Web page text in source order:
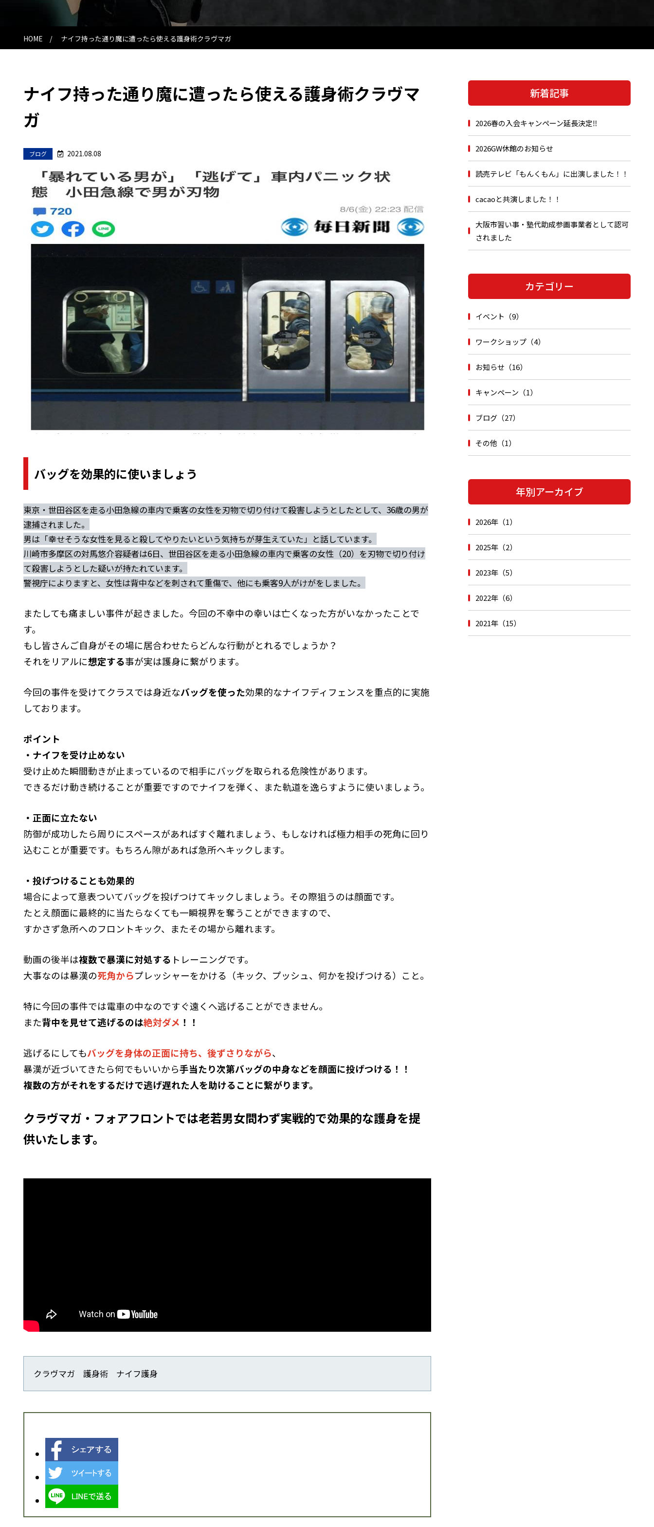
HOME ナイフ持った通り魔に遭ったら使える護身術クラヴマガ
ナイフ持った通り魔に遭ったら使える護身術クラヴマ
ガ
ブブログ 2021.08.08
バッグを効果的に使いましょう
東京・世田谷区を走る小田急線の車内で乗客の女性を刃物で切り付けて殺害しようとしたとして、36歳の男が
逮捕されました。
男は「幸せそうな女性を見ると殺してやりたいという気持ちが芽生えていた」と話しています。
川崎市多摩区の対馬悠介容疑者は6日、世田谷区を走る小田急線の車内で乗客の女性（20）を刃物で切り付け
て殺害しようとした疑いが持たれています。
警視庁によりますと、女性は背中などを刺されて重傷で、他にも乗客9人がけがをしました。
またしても痛ましい事件が起きました。今回の不幸中の幸いは亡くなった方がいなかったことで
す。
もし皆さんご自身がその場に居合わせたらどんな行動がとれるでしょうか？
それをリアルに想定する事が実は護身に繋がります。
今回の事件を受けてクラスでは身近なバッグを使った効果的なナイフディフェンスを重点的に実施
しております。
ポイント
・ナイフを受け止めない
受け止めた瞬間動きが止まっているので相手にバッグを取られる危険性があります。
できるだけ動き続けることが重要ですのでナイフを弾く、また軌道を逸らすように使いましょう。
・正面に立たない
防御が成功したら周りにスペースがあればすぐ離れましょう、もしなければ極力相手の死角に回り
込むことが重要です。 もちろん隙があれば急所へキックします。
・投げつけることも効果的
場合によって意表ついてバッグを投げつけてキックしましょう。その際狙うのは顔面です。
たとえ顔面に最終的に当たらなくても一瞬視界を奪うことができますので、
すかさず急所へのフロントキック、またその場から離れます。
動画の後半は複数で暴漢に対処する トレーニングです。
大事なのは暴漢の死角からプレッシャーをかける（キック、プッシュ、何かを投げつける）こと。
特に今回の事件では電車の中なのですぐ遠くへ逃げることができません。
また背中を見せて逃げるのは絶対ダメ ！！
逃げるにしてもバッグを身体の正面に持ち、後ずさりながら、
暴漢が近づいてきたら何でもいいから手当たり次第バッグの中身などを顔面に投げつける！！
複数の方がそれをするだけで逃げ遅れた人を助けることに繋がります。
クラヴマガ・フォアフロントでは老若男女問わず実戦的で効果的な護身を提
供いたします。
クラヴマガ 護身術 ナイフ護身
新着記事
2026春の入会キャンペーン延長決定‼
2026GW休館のお知らせ
読売テレビ「もんくもん」に出演しました！！
cacaoと共演しました！！
大阪市習い事・塾代助成参画事業者として認可
されました
カテゴリー
イベント（9）
ワークショップ（4）
お知らせ（16）
キャンペーン（1）
ブログ（27）
その他（1）
年別アーカイブ
2026年（1）
2025年（2）
2023年（5）
2022年（6）
2021年（15）